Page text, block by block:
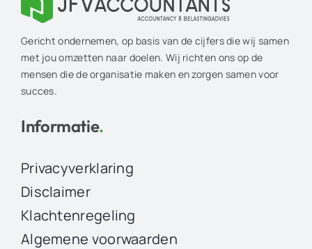
Gericht ondernemen, op basis van de cijfers die wij samen
met jou omzetten naar doelen. Wij richten ons op de
mensen die de organisatie maken en zorgen samen voor
succes.
Informatie.
Privacyverklaring
Disclaimer
Klachtenregeling
Algemene voorwaarden